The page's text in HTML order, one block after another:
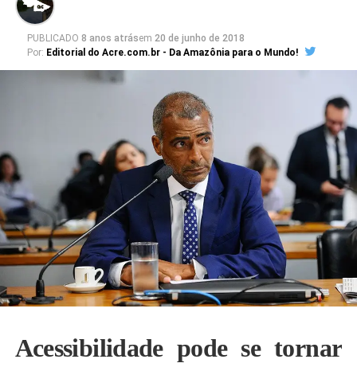
PUBLICADO 8 anos atrásem 20 de junho de 2018
Por: Editorial do Acre.com.br - Da Amazônia para o Mundo!
Acessibilidade pode se tornar